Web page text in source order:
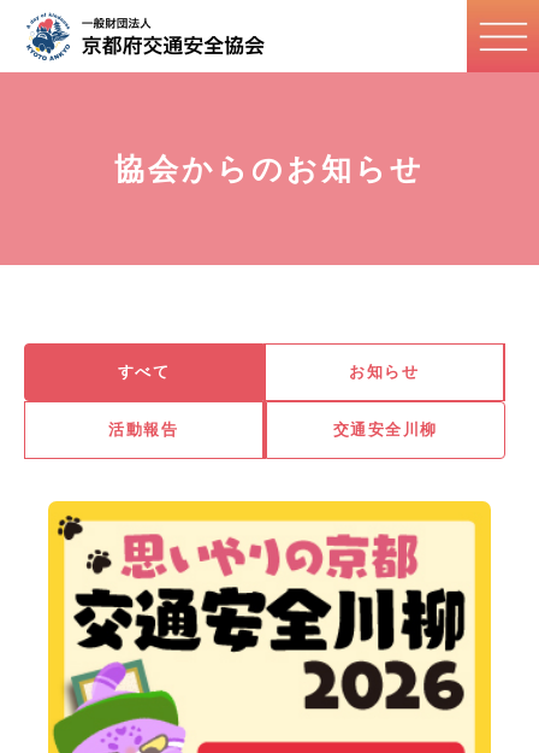
協会からのお知らせ
すべて お知らせ
活動報告 交通安全川柳